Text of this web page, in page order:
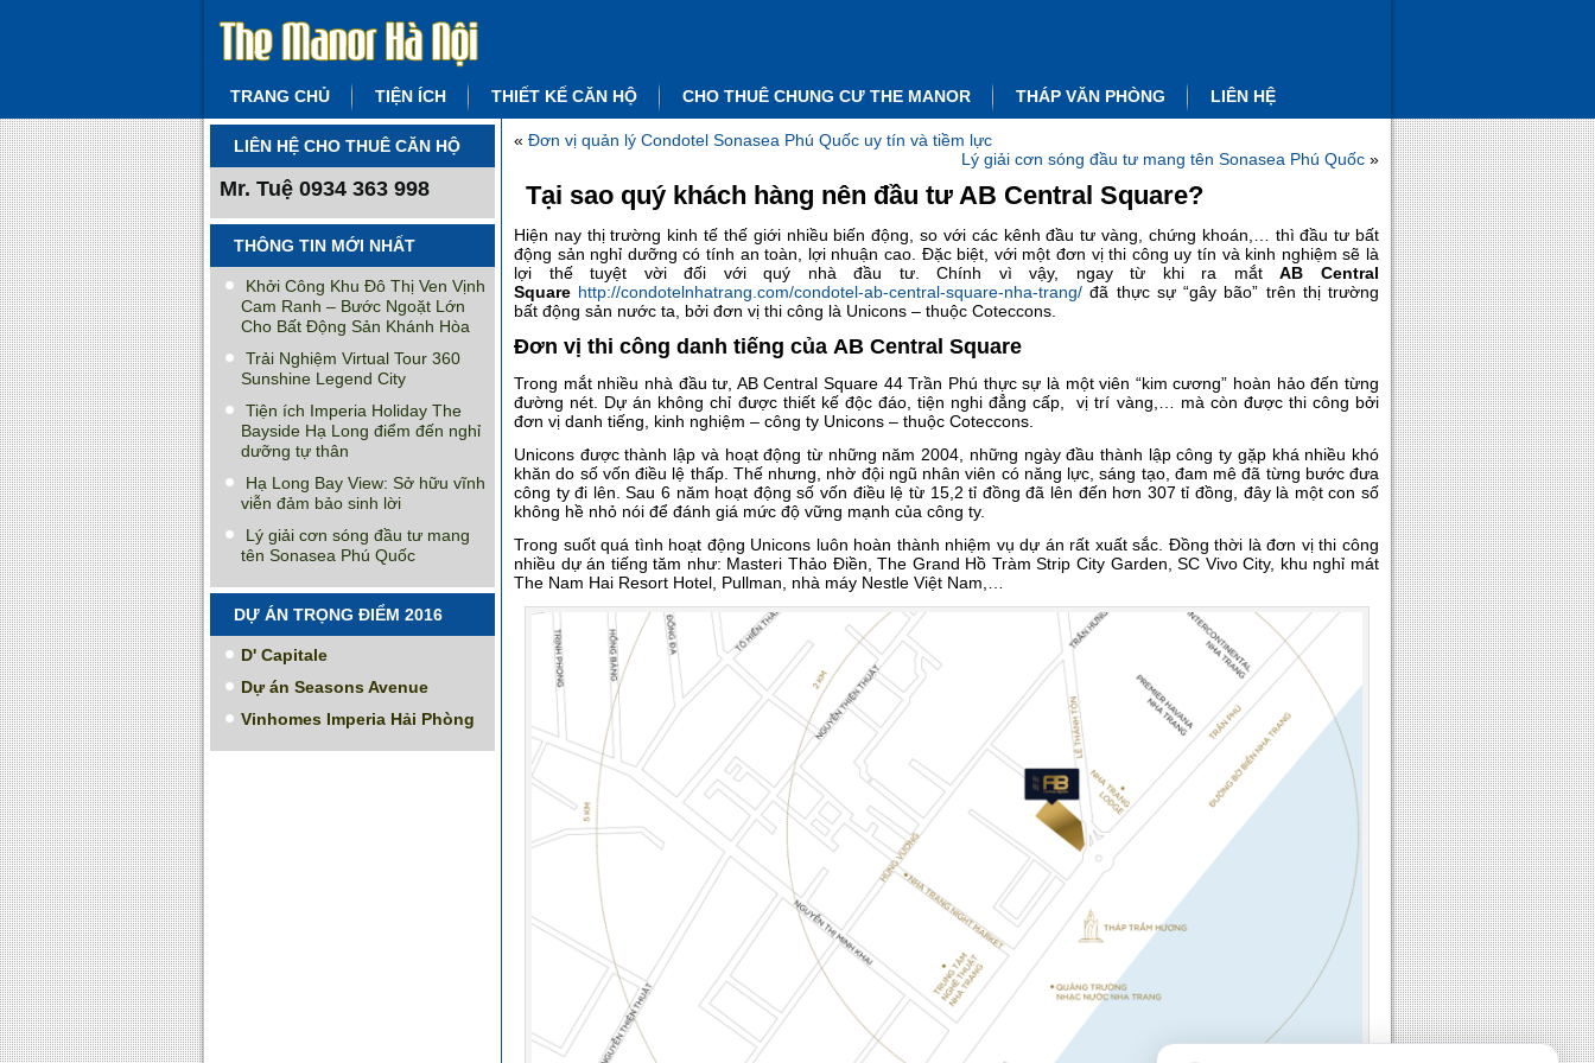
TRANG CHỦ TIỆN ÍCH THIẾT KẾ CĂN HỘ CHO THUÊ CHUNG CƯ THE MANOR THÁP VĂN PHÒNG LIÊN HỆ
LIÊN HỆ CHO THUÊ CĂN HỘ
Mr. Tuệ 0934 363 998
THÔNG TIN MỚI NHẤT
Khởi Công Khu Đô Thị Ven Vịnh
Cam Ranh – Bước Ngoặt Lớn
Cho Bất Động Sản Khánh Hòa
Trải Nghiệm Virtual Tour 360
Sunshine Legend City
Tiện ích Imperia Holiday The
Bayside Hạ Long điểm đến nghỉ
dưỡng tự thân
Hạ Long Bay View: Sở hữu vĩnh
viễn đảm bảo sinh lời
Lý giải cơn sóng đầu tư mang
tên Sonasea Phú Quốc
DỰ ÁN TRỌNG ĐIỂM 2016
D' Capitale
Dự án Seasons Avenue
Vinhomes Imperia Hải Phòng
« Đơn vị quản lý Condotel Sonasea Phú Quốc uy tín và tiềm lực
Lý giải cơn sóng đầu tư mang tên Sonasea Phú Quốc »
Tại sao quý khách hàng nên đầu tư AB Central Square?
Hiện nay thị trường kinh tế thế giới nhiều biến động, so với các kênh đầu tư vàng, chứng khoán,… thì đầu tư bất
động sản nghỉ dưỡng có tính an toàn, lợi nhuận cao. Đặc biệt, với một đơn vị thi công uy tín và kinh nghiệm sẽ là
lợi thế tuyệt vời đối với quý nhà đầu tư. Chính vì vậy, ngay từ khi ra mắtAB Central
Square http://condotelnhatrang.com/condotel-ab-central-square-nha-trang/ đã thực sự “gây bão” trên thị trường
bất động sản nước ta, bởi đơn vị thi công là Unicons – thuộc Coteccons.
Đơn vị thi công danh tiếng của AB Central Square
Trong mắt nhiều nhà đầu tư, AB Central Square 44 Trần Phú thực sự là một viên “kim cương” hoàn hảo đến từng
đường nét. Dự án không chỉ được thiết kế độc đáo, tiện nghi đẳng cấp, vị trí vàng,… mà còn được thi công bởi
đơn vị danh tiếng, kinh nghiệm – công ty Unicons – thuộc Coteccons.
Unicons được thành lập và hoạt động từ những năm 2004, những ngày đầu thành lập công ty gặp khá nhiều khó
khăn do số vốn điều lệ thấp. Thế nhưng, nhờ đội ngũ nhân viên có năng lực, sáng tạo, đam mê đã từng bước đưa
công ty đi lên. Sau 6 năm hoạt động số vốn điều lệ từ 15,2 tỉ đồng đã lên đến hơn 307 tỉ đồng, đây là một con số
không hề nhỏ nói để đánh giá mức độ vững mạnh của công ty.
Trong suốt quá tình hoạt động Unicons luôn hoàn thành nhiệm vụ dự án rất xuất sắc. Đồng thời là đơn vị thi công
nhiều dự án tiếng tăm như: Masteri Thảo Ðiền, The Grand Hồ Tràm Strip City Garden, SC Vivo City, khu nghỉ mát
The Nam Hai Resort Hotel, Pullman, nhà máy Nestle Việt Nam,…